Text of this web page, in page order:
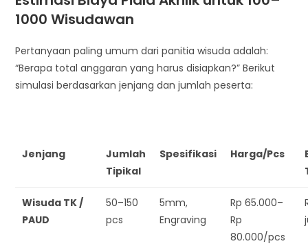
1000 Wisudawan
Pertanyaan paling umum dari panitia wisuda adalah:
“Berapa total anggaran yang harus disiapkan?” Berikut
simulasi berdasarkan jenjang dan jumlah peserta:
Jenjang
Jumlah
Tipikal
Spesifikasi Harga/Pcs
Wisuda TK /
PAUD
50–150
pcs
5mm,
Engraving
Rp 65.000–
Rp
80.000/pcs